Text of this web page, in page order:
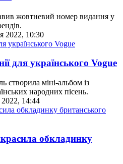
жовтневий номер видання у
2022, 10:30
для українського Vogue
створила міні-альбом із
народних пісень.
2022, 14:44
обкладинку